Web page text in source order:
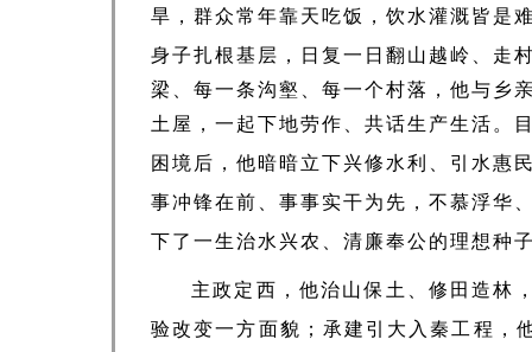
旱，群众常年靠天吃饭，饮水灌溉皆是
身子扎根基层， 日复一日翻山越岭、走
梁、每一条沟壑、每一个村落，他与乡
土屋，一起下地劳作、共话生产生活。
困境后，他暗暗立下兴修水利、引水惠
事冲锋在前、事事实干为先，不慕浮华
下了一生治水兴农、清廉奉公的理想种
主政定西，他治山保土、修田造林
验改变一方面貌；承建引大入秦工程，